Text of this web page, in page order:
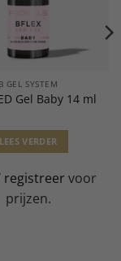
B GEL SYSTEM
Gel Baby 14 ml
LEES VERDER
registreer voor
prijzen.